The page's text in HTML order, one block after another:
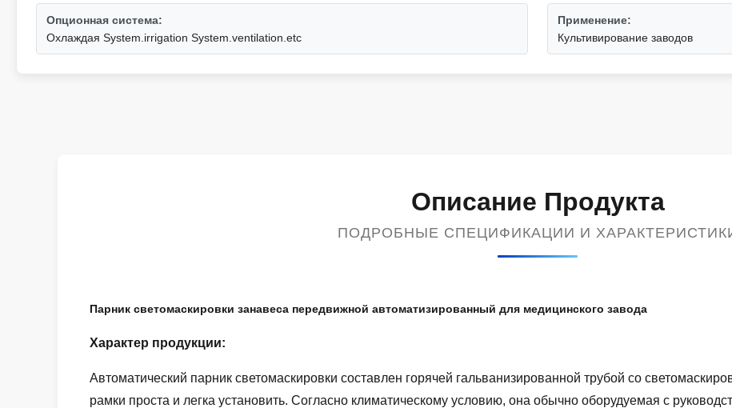
Опционная система:
Охлаждая System.irrigation System.ventilation.etc
Применение:
Культивирование заводов
Описание Продукта
ПОДРОБНЫЕ СПЕЦИФИКАЦИИ И
Парник светомаскировки занавеса передвижной автоматизированный для медицинского завода
Характер продукции:
Автоматический парник светомаскировки составлен горячей гальванизированной трубой со
рамки проста и легка установить. Согласно климатическому условию, она обычно оборудуемая с